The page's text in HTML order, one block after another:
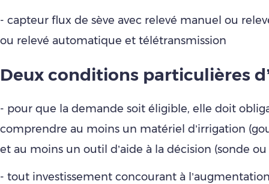
- capteur flux de sève avec relevé manuel ou
ou relevé automatique et télétransmission
Deux conditions particulières
- pour que la demande soit éligible, elle doit
comprendre au moins un matériel d’irrigation
et au moins un outil d’aide à la décision (sonde
- tout investissement concourant à